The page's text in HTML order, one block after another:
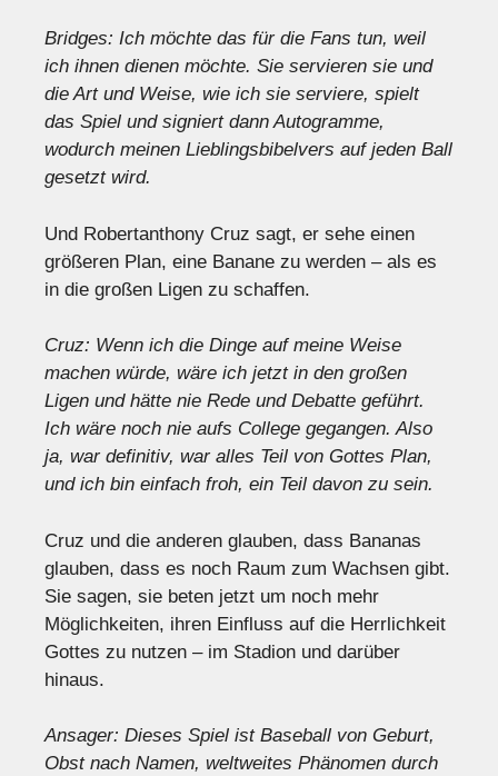
Bridges: Ich möchte das für die Fans tun, weil
ich ihnen dienen möchte. Sie servieren sie und
die Art und Weise, wie ich sie serviere, spielt
das Spiel und signiert dann Autogramme,
wodurch meinen Lieblingsbibelvers auf jeden Ball
gesetzt wird.
Und Robertanthony Cruz sagt, er sehe einen
größeren Plan, eine Banane zu werden – als es
in die großen Ligen zu schaffen.
Cruz: Wenn ich die Dinge auf meine Weise
machen würde, wäre ich jetzt in den großen
Ligen und hätte nie Rede und Debatte geführt.
Ich wäre noch nie aufs College gegangen. Also
ja, war definitiv, war alles Teil von Gottes Plan,
und ich bin einfach froh, ein Teil davon zu sein.
Cruz und die anderen glauben, dass Bananas
glauben, dass es noch Raum zum Wachsen gibt.
Sie sagen, sie beten jetzt um noch mehr
Möglichkeiten, ihren Einfluss auf die Herrlichkeit
Gottes zu nutzen – im Stadion und darüber
hinaus.
Ansager: Dieses Spiel ist Baseball von Geburt,
Obst nach Namen, weltweites Phänomen durch